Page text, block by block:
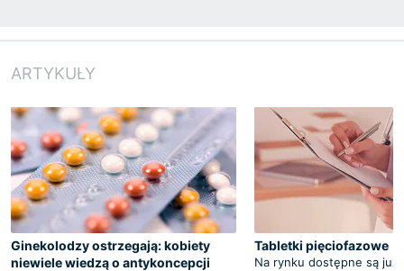
ARTYKUŁY
Ginekolodzy ostrzegają: kobiety
niewiele wiedzą o antykoncepcji
Tabletki pięciofazowe
Na rynku dostępne są już